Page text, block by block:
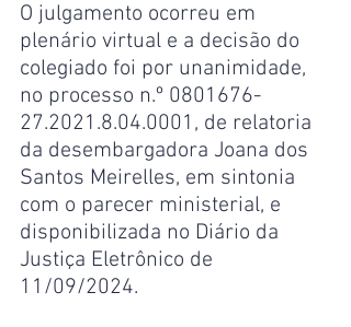
O julgamento ocorreu em
plenário virtual e a decisão do
colegiado foi por unanimidade,
no processo n.º 0801676-
27.2021.8.04.0001, de relatoria
da desembargadora Joana dos
Santos Meirelles, em sintonia
com o parecer ministerial, e
disponibilizada no Diário da
Justiça Eletrônico de
11/09/2024.